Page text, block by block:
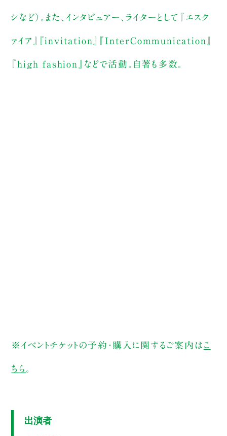
シなど）。また、インタビュアー、ライターとして『エスク
ァイア』『invitation』『InterCommunication』
『high fashion』などで活動。自著も多数。
※イベントチケットの予約・購入に関するご案内は こ
ちら
出演者